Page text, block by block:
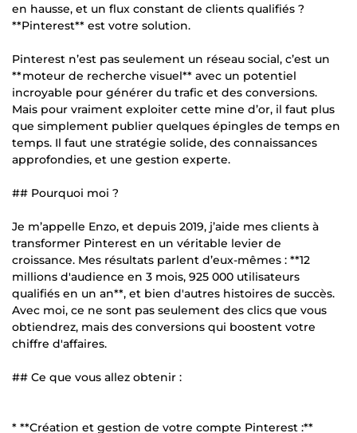
en hausse, et un flux constant de clients qualifiés ?
**Pinterest** est votre solution.
Pinterest n’est pas seulement un réseau social, c’est un
**moteur de recherche visuel** avec un potentiel
incroyable pour générer du trafic et des conversions.
Mais pour vraiment exploiter cette mine d’or, il faut plus
que simplement publier quelques épingles de temps en
temps. Il faut une stratégie solide, des connaissances
approfondies, et une gestion experte.
## Pourquoi moi ?
Je m’appelle Enzo, et depuis 2019, j’aide mes clients à
transformer Pinterest en un véritable levier de
croissance. Mes résultats parlent d’eux-mêmes : **12
millions d'audience en 3 mois, 925 000 utilisateurs
qualifiés en un an**, et bien d'autres histoires de succès.
Avec moi, ce ne sont pas seulement des clics que vous
obtiendrez, mais des conversions qui boostent votre
chiffre d'affaires.
## Ce que vous allez obtenir :
* **Création et gestion de votre compte Pinterest :**